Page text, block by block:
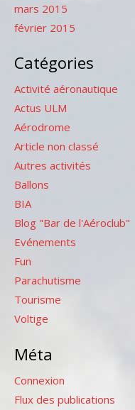
mars 2015
février 2015
Catégories
Activité aéronautique
Actus ULM
Aérodrome
Article non classé
Autres activités
Ballons
BIA
Blog "Bar de l'Aéroclub"
Evénements
Fun
Parachutisme
Tourisme
Voltige
Méta
Connexion
Flux des publications